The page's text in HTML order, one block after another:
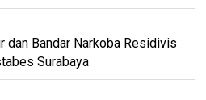
dan Bandar Narkoba Residivis
Surabaya